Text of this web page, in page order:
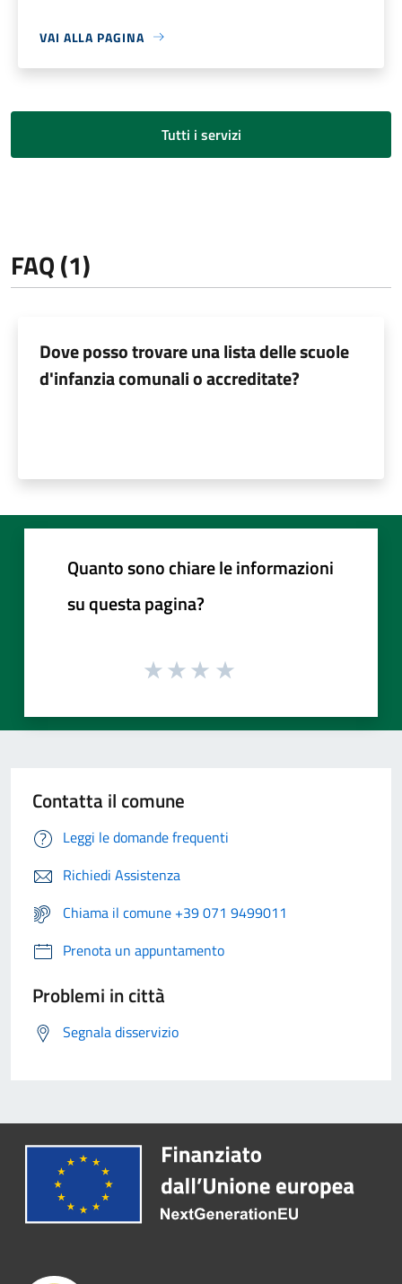
VAI ALLA PAGINA
Tutti i servizi
FAQ (1)
Dove posso trovare una lista delle scuole
d'infanzia comunali o accreditate?
Quanto sono chiare le informazioni
su questa pagina?
Contatta il comune
Leggi le domande frequenti
Richiedi Assistenza
Chiama il comune +39 071 9499011
Prenota un appuntamento
Problemi in città
Segnala disservizio